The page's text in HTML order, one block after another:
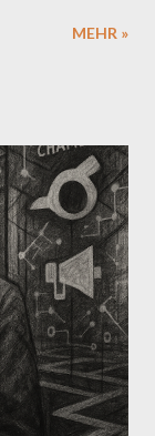
werden. Die
der
britischen Autor
Jahren
reptiloiden
viele
von
MEHR »